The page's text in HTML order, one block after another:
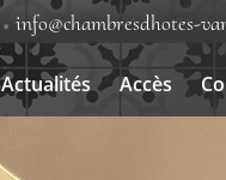
info@chambresdhotes-
Actualités Accès